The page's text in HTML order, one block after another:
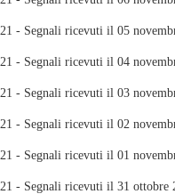
- Segnali ricevuti il 05
- Segnali ricevuti il 04
- Segnali ricevuti il 03
- Segnali ricevuti il 02
- Segnali ricevuti il 01
- Segnali ricevuti il 31 ottobre